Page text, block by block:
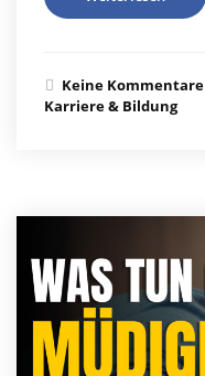
Keine Kommentare
Karriere & Bildung